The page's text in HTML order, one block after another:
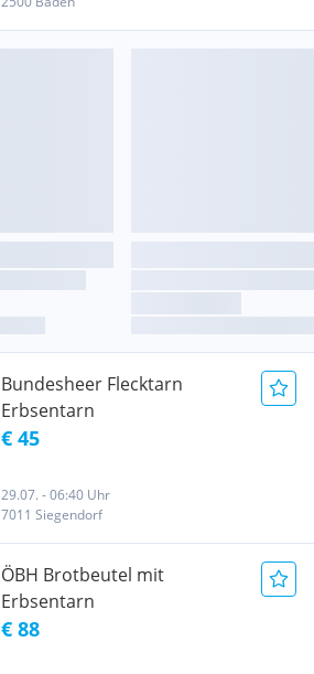
Bundesheer Flecktarn
Erbsentarn
€ 45
29.07. - 06:40 Uhr
7011 Siegendorf
ÖBH Brotbeutel mit
Erbsentarn
€ 88